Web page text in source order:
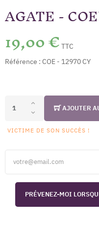
AGATE -
19,00 € TTC
Référence : COE - 12970 CY
AJOUTER
VICTIME DE SON SUCCÈS !
PRÉVENEZ-MOI